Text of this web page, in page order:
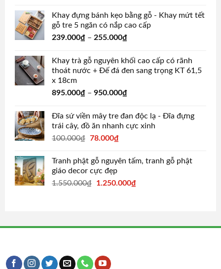
Khay đựng bánh kẹo bằng gỗ - Khay mứt tết
gỗ tre 5 ngăn có nắp cao cấp
239.000₫ – 255.000₫
Khay trà gỗ nguyên khối cao cấp có rãnh
thoát nước + Đế đá đen sang trọng KT 61,5
x 18cm
895.000₫ – 950.000₫
Đĩa sứ viền mây tre đan độc lạ - Đĩa đựng
trái cây, đồ ăn nhanh cực xinh
100.000₫ Original
was:
100.000₫.
78.000₫Current
is:
Tranh phật gỗ nguyên tấm, tranh gỗ phật
giáo decor cực đẹp
1.550.000₫
Original
1.250.000₫Current